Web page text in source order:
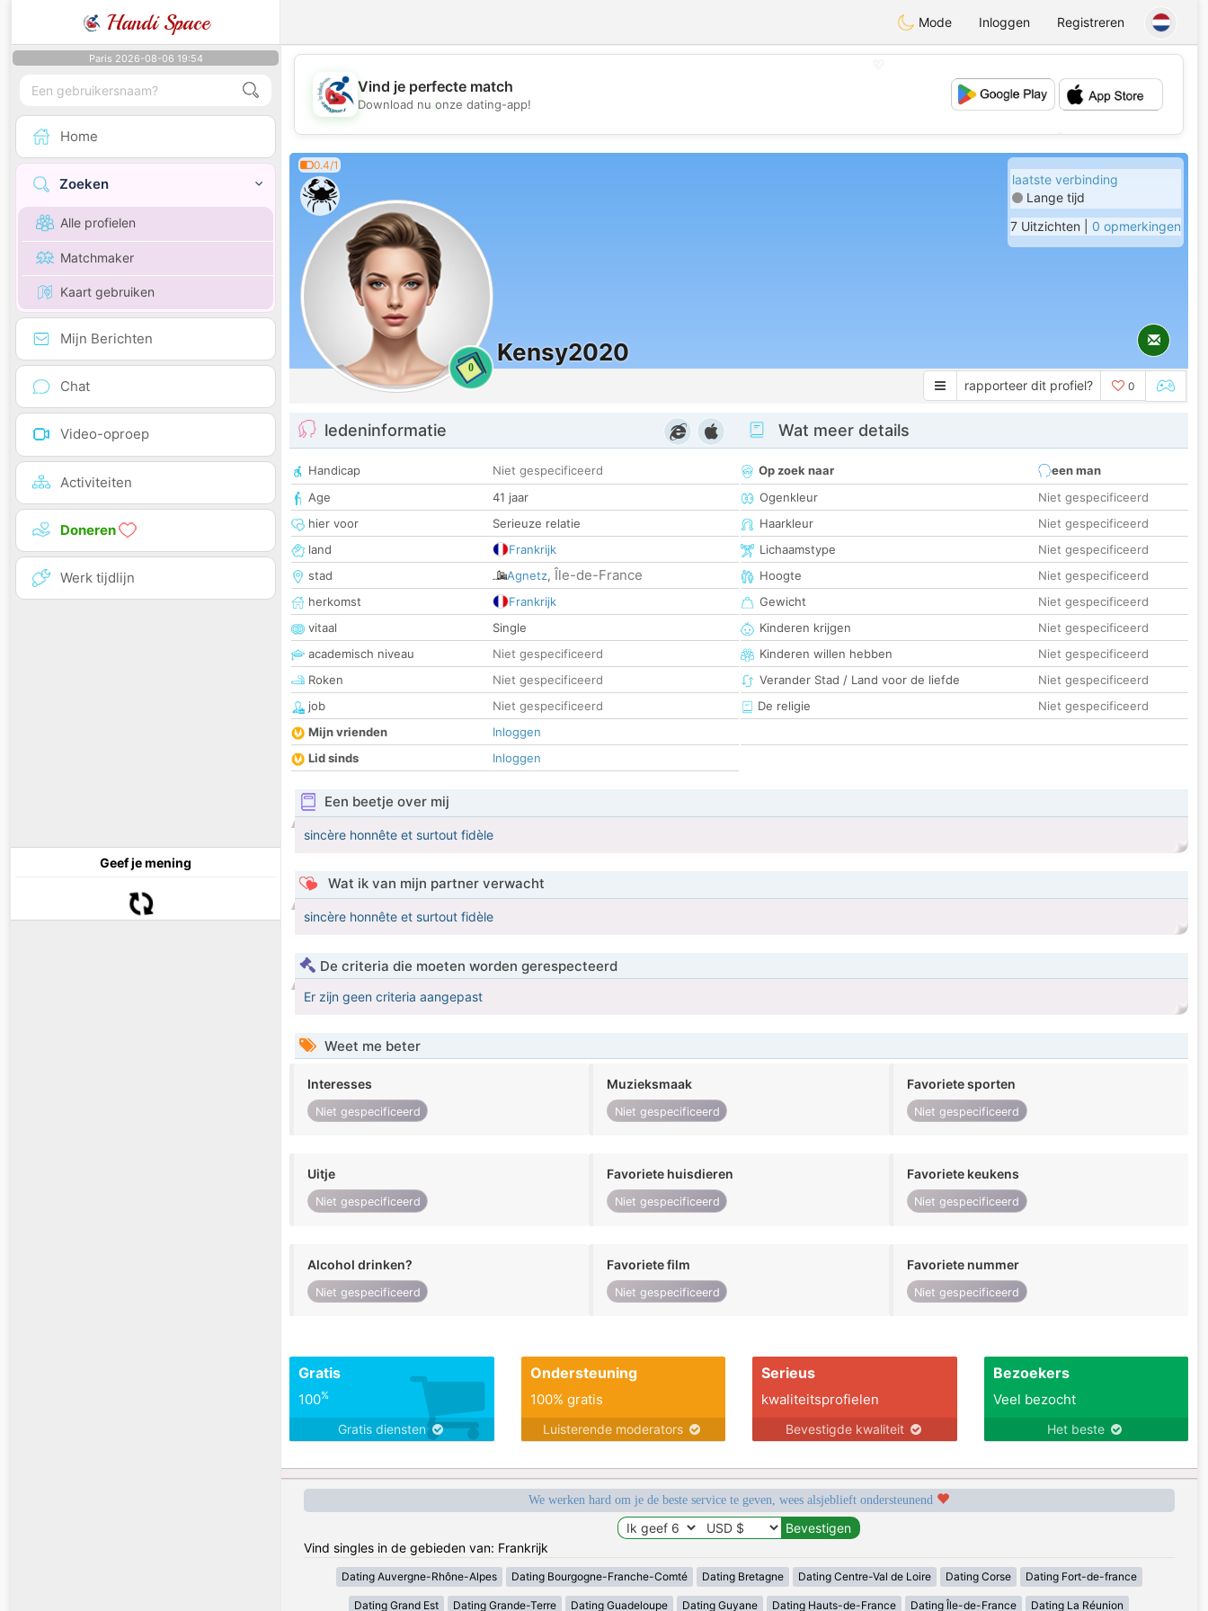
Handi Space Mode Inloggen Registreren
Paris 2026-08-06 19:54
Home
Zoeken
Alle profielen
Matchmaker
Kaart gebruiken
Mijn Berichten
Chat
Video-oproep
Activiteiten
Doneren
Werk tijdlijn
Geef je mening
💖
💕
Vind je perfecte match
Download nu onze dating-app!
0.4/1
0
Kensy2020
laatste verbinding
Lange tijd
7 Uitzichten | 0 opmerkingen
rapporteer dit profiel? 0
ledeninformatie
Handicap
Niet gespecificeerd
Age
41 jaar
hier voor
Serieuze relatie
land
Frankrijk
stad
Agnetz, Île-de-France
herkomst
Frankrijk
vitaal
Single
academisch niveau
Niet gespecificeerd
Roken
Niet gespecificeerd
job
Niet gespecificeerd
Mijn vrienden
Inloggen
Lid sinds
Inloggen
Wat meer details
Op zoek naar
een man
Ogenkleur
Niet gespecificeerd
Haarkleur
Niet gespecificeerd
Lichaamstype
Niet gespecificeerd
Hoogte
Niet gespecificeerd
Gewicht
Niet gespecificeerd
Kinderen krijgen
Niet gespecificeerd
Kinderen willen hebben
Niet gespecificeerd
Verander Stad / Land voor de liefde
Niet gespecificeerd
De religie
Niet gespecificeerd
Een beetje over mij
sincère honnête et surtout fidèle
Wat ik van mijn partner verwacht
sincère honnête et surtout fidèle
De criteria die moeten worden gerespecteerd
Er zijn geen criteria aangepast
Weet me beter
Interesses
Niet gespecificeerd
Muzieksmaak
Niet gespecificeerd
Favoriete sporten
Niet gespecificeerd
Uitje
Niet gespecificeerd
Favoriete huisdieren
Niet gespecificeerd
Favoriete keukens
Niet gespecificeerd
Alcohol drinken?
Niet gespecificeerd
Favoriete film
Niet gespecificeerd
Favoriete nummer
Niet gespecificeerd
Gratis
100%
Gratis diensten
Ondersteuning
100% gratis
Luisterende moderators
Serieus
kwaliteitsprofielen
Bevestigde kwaliteit
Bezoekers
Veel bezocht
Het beste
We werken hard om je de beste service te geven, wees alsjeblieft ondersteunend
Vind singles in de gebieden van: Frankrijk
Dating Auvergne-Rhône-Alpes Dating Bourgogne-Franche-Comté Dating Bretagne Dating Centre-Val de Loire Dating Corse Dating Fort-de-france
Dating Grand Est Dating Grande-Terre Dating Guadeloupe Dating Guyane Dating Hauts-de-France Dating Île-de-France Dating La Réunion